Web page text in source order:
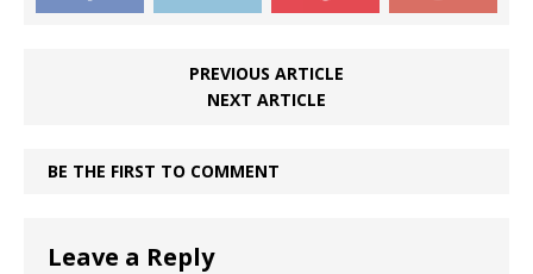
PREVIOUS ARTICLE
NEXT ARTICLE
BE THE FIRST TO COMMENT
Leave a Reply